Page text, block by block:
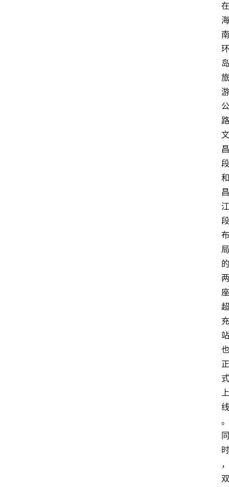
在
海
南
环
岛
旅
游
公
路
文
昌
段
和
昌
江
段
布
局
的
两
座
超
充
站
也
正
式
上
线
。
同
时
，
双